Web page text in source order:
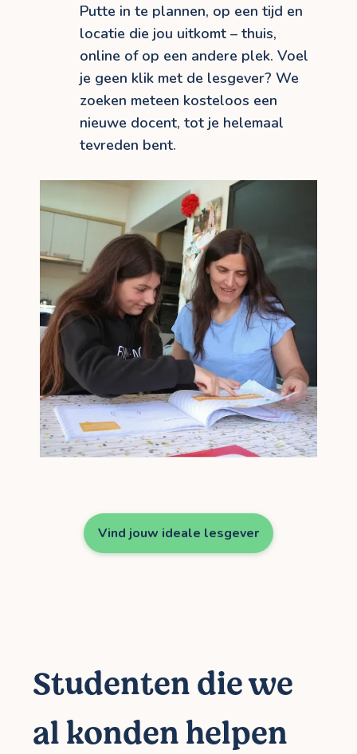
Putte in te plannen, op een tijd en
locatie die jou uitkomt – thuis,
online of op een andere plek. Voel
je geen klik met de lesgever? We
zoeken meteen kosteloos een
nieuwe docent, tot je helemaal
tevreden bent.
Vind jouw ideale lesgever
Studenten die we
al konden helpen